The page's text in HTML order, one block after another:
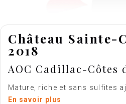
Château Sainte-
2018
AOC Cadillac-Côtes
Mature, riche et sans sulfites
En savoir plus